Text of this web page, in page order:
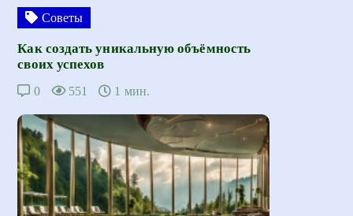
Советы
Как создать уникальную объёмность
своих успехов
0 551 1 мин.